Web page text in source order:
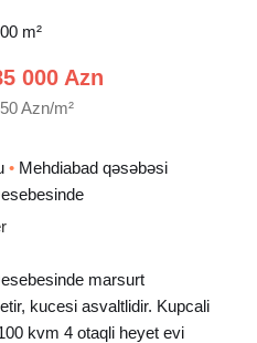
m²
000 Azn
Azn/m²
• Mehdiabad qəsəbəsi
marsurt
kucesi asvaltlidir. Kupcali
kvm 4 otaqli heyet evi